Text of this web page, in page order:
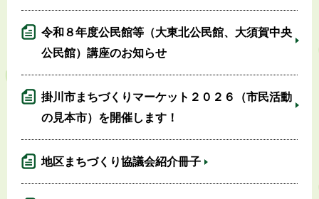
令和８年度公民館等（大東北公民館、大須賀中央
公民館）講座のお知らせ
掛川市まちづくりマーケット２０２６（市民活動
の見本市）を開催します！
地区まちづくり協議会紹介冊子